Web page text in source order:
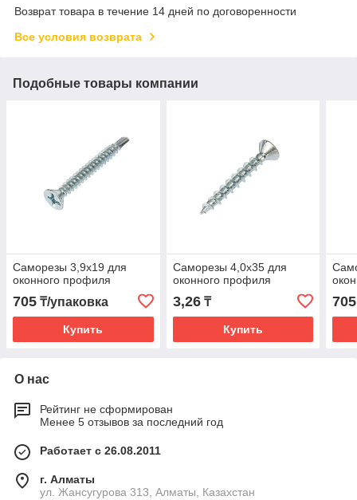
Возврат товара в течение 14 дней по договоренности
Все условия возврата
Подобные товары компании
Саморезы 3,9х19 для
оконного профиля
705 ₸/упаковка
Купить
Саморезы 4,0х35 для
оконного профиля
3,26₸
Купить
705
О нас
Рейтинг не сформирован
Менее 5 отзывов за последний год
Работает с 26.08.2011
г. Алматы
ул. Жансугурова 313, Алматы, Казахстан